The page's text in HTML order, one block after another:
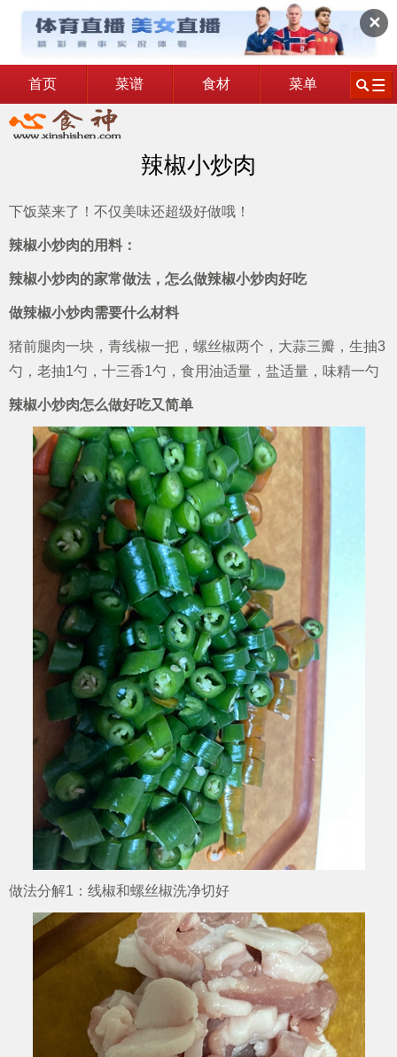
✕
首页 菜谱 食材 菜单
辣椒小炒肉
下饭菜来了！不仅美味还超级好做哦！
辣椒小炒肉的用料：
辣椒小炒肉的家常做法，怎么做辣椒小炒肉好吃
做辣椒小炒肉需要什么材料
猪前腿肉一块，青线椒一把，螺丝椒两个，大蒜三瓣，生抽3
勺，老抽1勺，十三香1勺，食用油适量，盐适量，味精一勺
辣椒小炒肉怎么做好吃又简单
做法分解1：线椒和螺丝椒洗净切好